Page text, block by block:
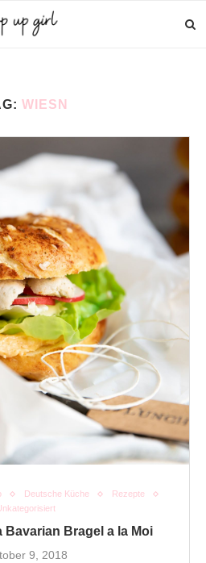
WIESN
Deutsche Küche
Rezepte
Bavarian Bragel a la Moi
9, 2018